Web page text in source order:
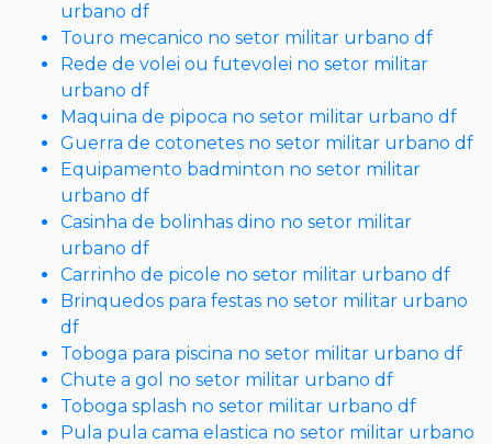
urbano df
Touro mecanico no setor militar urbano df
Rede de volei ou futevolei no setor militar
urbano df
Maquina de pipoca no setor militar urbano df
Guerra de cotonetes no setor militar urbano df
Equipamento badminton no setor militar
urbano df
Casinha de bolinhas dino no setor militar
urbano df
Carrinho de picole no setor militar urbano df
Brinquedos para festas no setor militar urbano
df
Toboga para piscina no setor militar urbano df
Chute a gol no setor militar urbano df
Toboga splash no setor militar urbano df
Pula pula cama elastica no setor militar urbano